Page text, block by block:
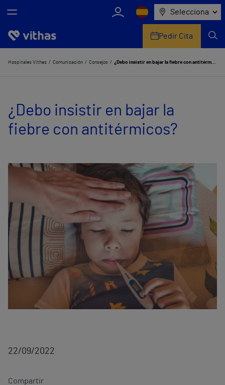
Selecciona
Nosotros
Servicios de salud
Equipo médico y asistencial
Pedir Cita
Hospitales Vithas Comunicación Consejos ¿Debo insistir en bajar la fiebre con antitérmicos?
¿Debo insistir en bajar la
fiebre con antitérmicos?
22/09/2022
Compartir